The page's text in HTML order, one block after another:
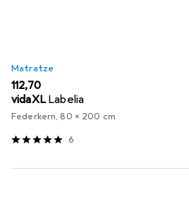
Matratze
EUR
112,70
vidaXL Labelia
Federkern, 80 x 200 cm
6